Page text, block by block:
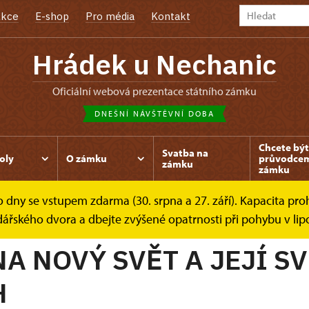
E-shop Pro média Kontakt
Hrádek u Nechanic
oficiální webová prezentace státního zámku
DNEŠNÍ NÁVŠTĚVNÍ DOBA
O zámku
Svatba na
zámku
Chcete být
zámku
dny se vstupem zdarma (30. srpna a 27. září). Kapacita
dvora a dbejte zvýšené opatrnosti při pohybu v
sklárna Nový svět
NOVÝ SVĚT A JEJÍ